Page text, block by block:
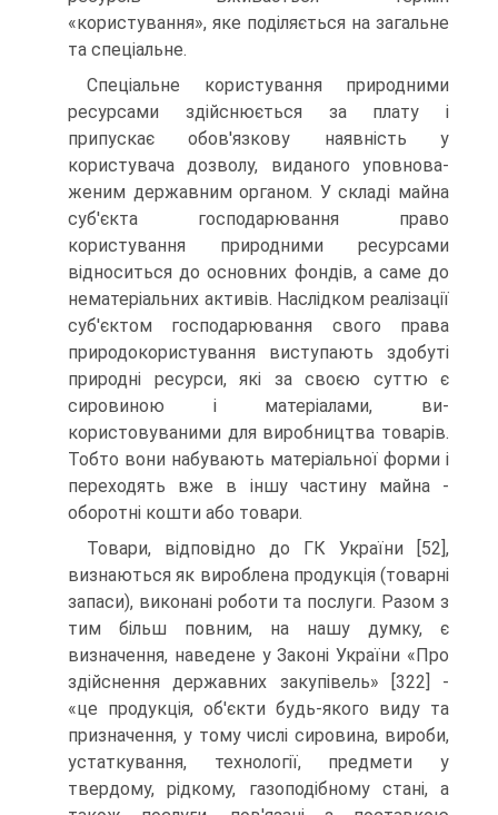
«користування», яке поділяється на загальне
та спеці­альне.
Спеціальне користування природними
ресур­сами здійснюється за плату і
припускає обов'язкову наявність у
користувача дозволу, виданого уповнова­
женим державним органом. У складі майна
суб'єкта господарювання право
користування природними ресурсами
відноситься до основних фондів, а саме до
нематеріальних активів. Наслідком реалізації
суб'єктом господарювання свого права
природоко­ристування виступають здобуті
природні ресурси, які за своєю суттю є
сировиною і матеріалами, ви­
користовуваними для виробництва товарів.
Тобто вони набувають матеріальної форми і
переходять вже в іншу частину майна -
оборотні кошти або то­вари.
Товари, відповідно до ГК України [52],
визнають­ся як вироблена продукція (товарні
запаси), викона­ні роботи та послуги. Разом з
тим більш повним, на нашу думку, є
визначення, наведене у Законі України «Про
здійснення державних закупівель» [322] -
«це продукція, об'єкти будь-якого виду та
призначення, у тому числі сировина, вироби,
устаткування, технології, предмети у
твердому, рідкому, газоподібному стані, а